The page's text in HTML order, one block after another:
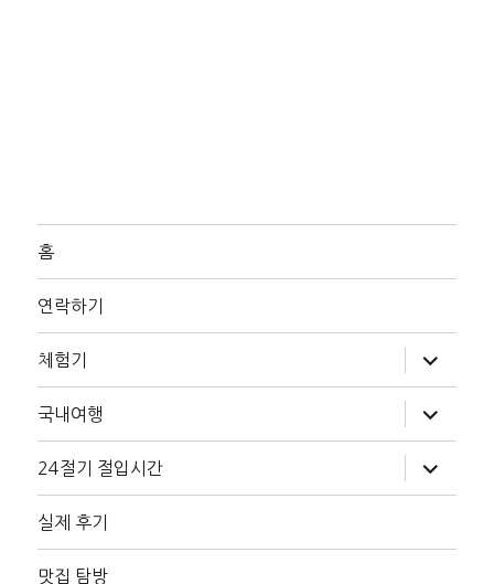
홈
연락하기
체험기
위
메
확
장
국내여행
위
메
확
장
24절기 절입시간
위
메
장
실제 후기
맛집 탐방